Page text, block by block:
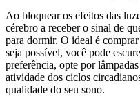
Ao bloquear os efeitos das
cérebro a receber o sinal de
para dormir. O ideal é
seja possível, você pode
preferência, opte por
atividade dos ciclos
qualidade do seu sono.